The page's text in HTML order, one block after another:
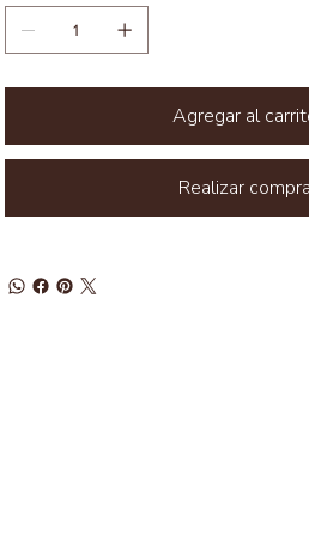
Agregar al
Realizar compra